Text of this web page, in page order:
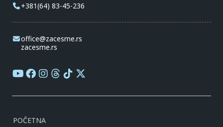
+381(64) 83-45-236
office@zacesme.rs
zacesme.rs
POČETNA